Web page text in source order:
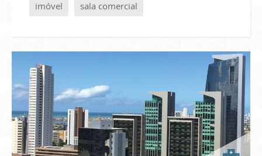
imóvel sala comercial